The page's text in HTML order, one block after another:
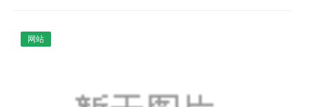
网站